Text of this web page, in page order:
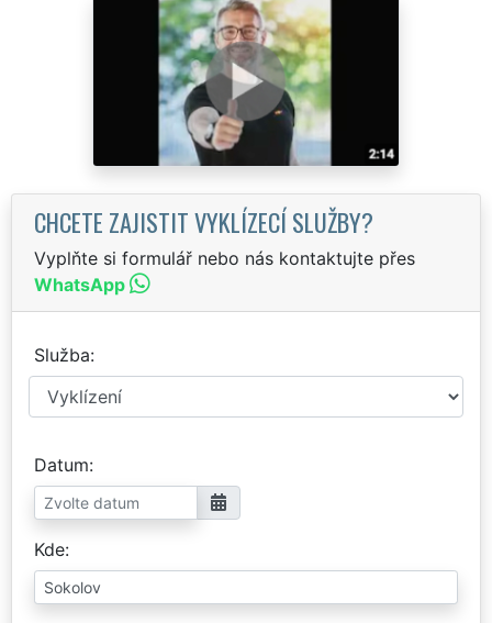
CHCETE ZAJISTIT VYKLÍZECÍ SLUŽBY?
Vyplňte si formulář nebo nás kontaktujte přes
WhatsApp
Služba
Datum
Kde